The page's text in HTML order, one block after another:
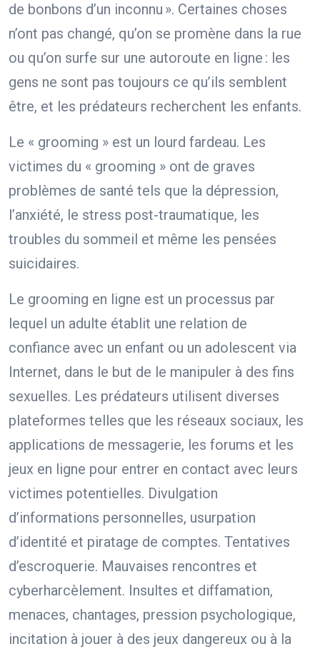
de bonbons d’un inconnu ». Certaines choses
n’ont pas changé, qu’on se promène dans la rue
ou qu’on surfe sur une autoroute en ligne : les
gens ne sont pas toujours ce qu’ils semblent
être, et les prédateurs recherchent les enfants.
Le « grooming » est un lourd fardeau. Les
victimes du « grooming » ont de graves
problèmes de santé tels que la dépression,
l’anxiété, le stress post-traumatique, les
troubles du sommeil et même les pensées
suicidaires.
Le grooming en ligne est un processus par
lequel un adulte établit une relation de
confiance avec un enfant ou un adolescent via
Internet, dans le but de le manipuler à des fins
sexuelles. Les prédateurs utilisent diverses
plateformes telles que les réseaux sociaux, les
applications de messagerie, les forums et les
jeux en ligne pour entrer en contact avec leurs
victimes potentielles. Divulgation
d’informations personnelles, usurpation
d’identité et piratage de comptes. Tentatives
d’escroquerie. Mauvaises rencontres et
cyberharcèlement. Insultes et diffamation,
menaces, chantages, pression psychologique,
incitation à jouer à des jeux dangereux ou à la